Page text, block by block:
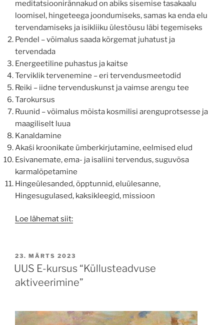
meditatsioonirännakud on abiks sisemise tasakaalu
loomisel, hingeteega joondumiseks, samas ka enda elu
tervendamiseks ja isikliiku ülestõusu läbi tegemiseks
Pendel – võimalus saada kõrgemat juhatust ja
tervendada
Energeetiline puhastus ja kaitse
Terviklik tervenemine – eri tervendusmeetodid
Reiki – iidne tervenduskunst ja vaimse arengu tee
Tarokursus
Ruunid – võimalus mõista kosmilisi arenguprotsesse ja
maagiliselt luua
Kanaldamine
Akaśi kroonikate ümberkirjutamine, eelmised elud
Esivanemate, ema- ja isaliini tervendus, suguvõsa
karmalõpetamine
Hingeülesanded, õpptunnid, eluülesanne,
Hingesugulased, kaksikleegid, missioon
Loe lähemat siit:
POSTED
ON
23. MÄRTS 2023
UUS E-kursus “Küllusteadvuse
aktiveerimine”